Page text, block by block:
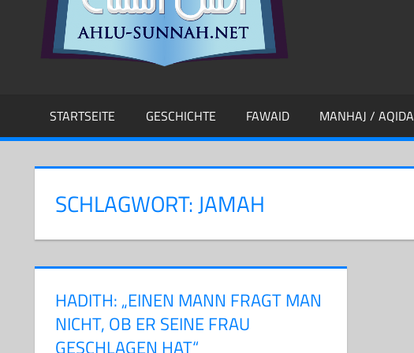
STARTSEITE GESCHICHTE FAWAID MANHAJ / AQIDA
SCHLAGWORT:JAMAH
HADITH: „EINEN MANN FRAGT MAN
NICHT, OB ER SEINE FRAU